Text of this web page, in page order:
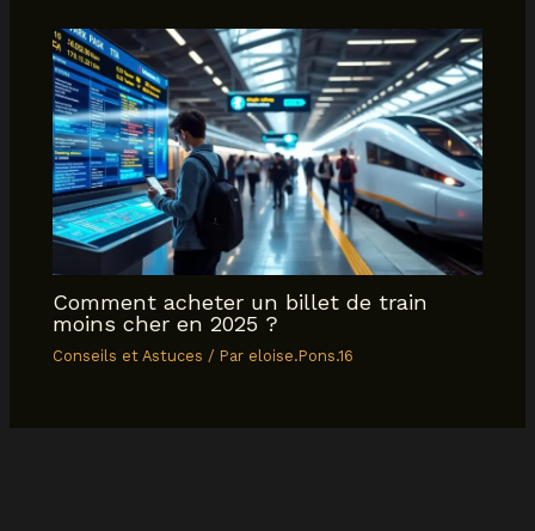
Comment acheter un billet de train
moins cher en 2025 ?
Conseils et Astuces / Par eloise.Pons.16